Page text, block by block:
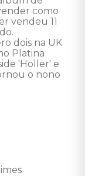
como
vendeu 11
dois na UK
Platina
'Holler' e
o nono
Times